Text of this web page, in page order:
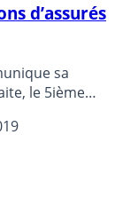
d’assurés
sa
le 5ième